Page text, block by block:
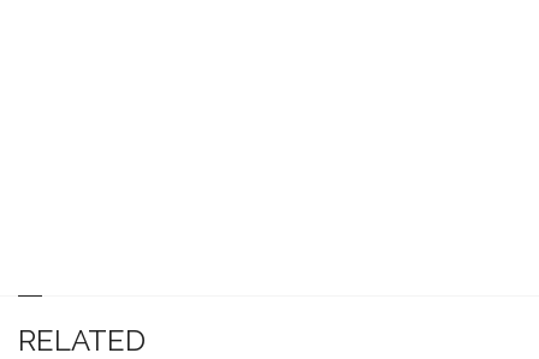
RELATED